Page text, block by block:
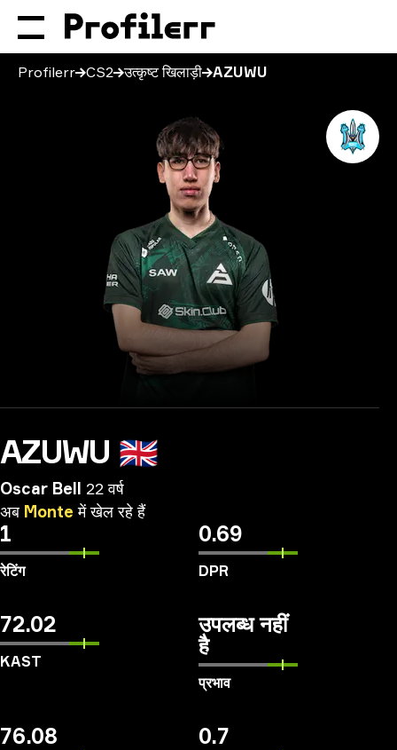
Profilerr CS2 उत्कृष्ट खिलाड़ी AZUWU
AZUWU 🇬🇧
Oscar Bell 22 वर्ष
अब Monte में खेल रहे हैं
1
रेटिंग
0.69
DPR
72.02
KAST
उपलब्ध नहीं
है
प्रभाव
76.08 0.7